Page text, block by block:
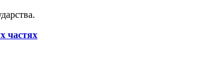
частях